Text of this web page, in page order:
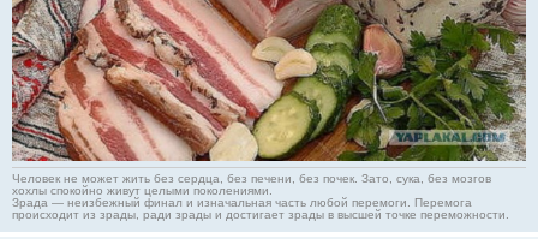
Человек не может жить без сердца, без печени, без почек. Зато, сука, без мозгов
хохлы спокойно живут целыми поколениями.
Зрада — неизбежный финал и изначальная часть любой перемоги. Перемога
происходит из зрады, ради зрады и достигает зрады в высшей точке переможности.